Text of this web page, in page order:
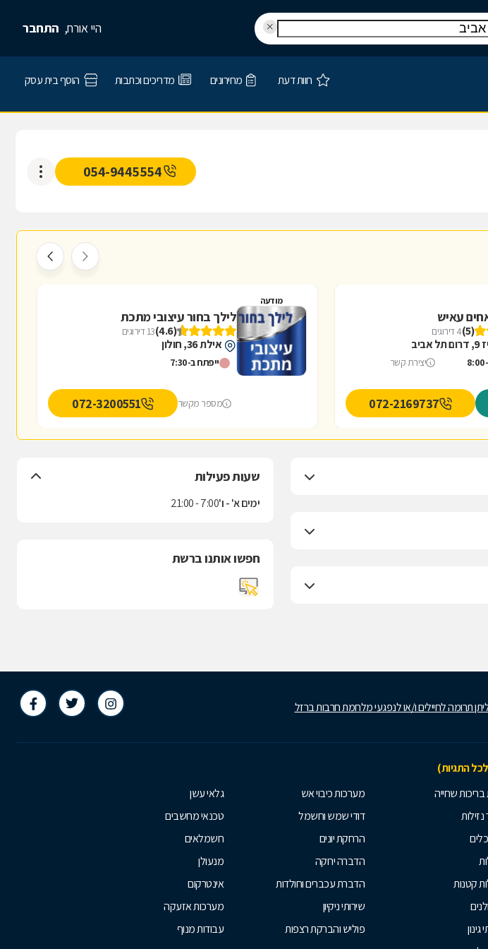
היי אורח, התחבר
חוות דעת מחירונים מדריכים וכתבות הוסף בית עסק
054-9445554
עאיש
(5) 4 דירוגים
יצירת קשר
072-2169737
מודעה
לילך בחור עיצובי מתכת
(4.6) 13 דירוגים
אילת 36, חולון
ייפתח ב-7:30
מספר מקשר 072-3200551
שעות פעילות
ימים א' - ו'7:00 - 21:00
חפשו אותנו ברשת
תרומה לחיילים ו/או לנפגעי מלחמת חרבות ברזל
התגיות)
בריכות שחייה
נזילות
קטנות
גינון
מערכות כיבוי אש
דודי שמש וחשמל
הרחקת יונים
הדברה ירוקה
הדברת עכברים וחולדות
שירותי ניקיון
פוליש והברקת רצפות
גלאי עשן
טכנאי מחשבים
חשמלאים
מנעולן
אינטרקום
מערכות אזעקה
עבודות מנוף